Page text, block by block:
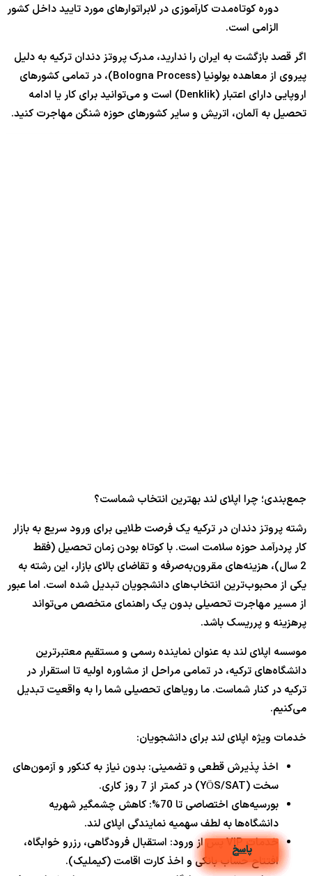
دوره کوتاه‌مدت کارآموزی در لابراتوارهای مورد تایید داخل کشور
الزامی است.
اگر قصد بازگشت به ایران را ندارید، مدرک پروتز دندان ترکیه به دلیل
پیروی از معاهده بولونیا (Bologna Process)، در تمامی کشورهای
اروپایی دارای اعتبار (Denklik) است و می‌توانید برای کار یا ادامه
تحصیل به آلمان، اتریش و سایر کشورهای حوزه شنگن مهاجرت کنید.
جمع‌بندی؛ چرا اپلای لند بهترین انتخاب شماست؟
رشته پروتز دندان در ترکیه یک فرصت طلایی برای ورود سریع به بازار
کار پردرآمد حوزه سلامت است. با کوتاه بودن زمان تحصیل (فقط
2 سال)، هزینه‌های مقرون‌به‌صرفه و تقاضای بالای بازار، این رشته به
یکی از محبوب‌ترین انتخاب‌های دانشجویان تبدیل شده است. اما عبور
از مسیر مهاجرت تحصیلی بدون یک راهنمای متخصص می‌تواند
پرهزینه و پرریسک باشد.
موسسه اپلای لند به عنوان نماینده رسمی و مستقیم معتبرترین
دانشگاه‌های ترکیه، در تمامی مراحل از مشاوره اولیه تا استقرار در
ترکیه در کنار شماست. ما رویاهای تحصیلی شما را به واقعیت تبدیل
می‌کنیم.
خدمات ویژه اپلای لند برای دانشجویان:
اخذ پذیرش قطعی و تضمینی: بدون نیاز به کنکور و آزمون‌های
سخت (YÖS/SAT) در کمتر از 7 روز کاری.
بورسیه‌های اختصاصی تا 70%: کاهش چشمگیر شهریه
دانشگاه‌ها به لطف سهمیه نمایندگی اپلای لند.
خدمات VIP پس از ورود: استقبال فرودگاهی، رزرو خوابگاه،
افتتاح حساب بانکی و اخذ کارت اقامت (کیملیک).
پاسخ
پاسخ
پاسخ
پاسخ
پاسخ
پاسخ
پاسخ
پاسخ
پاسخ
پاسخ